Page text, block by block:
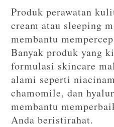
Produk perawatan
cream atau sleeping
membantu
Banyak produk yang
formulasi skincare
alami seperti
chamomile, dan
membantu
Anda beristirahat.